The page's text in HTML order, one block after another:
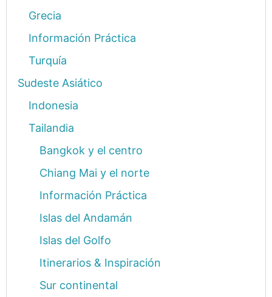
Grecia
Información Práctica
Turquía
Sudeste Asiático
Indonesia
Tailandia
Bangkok y el centro
Chiang Mai y el norte
Información Práctica
Islas del Andamán
Islas del Golfo
Itinerarios & Inspiración
Sur continental